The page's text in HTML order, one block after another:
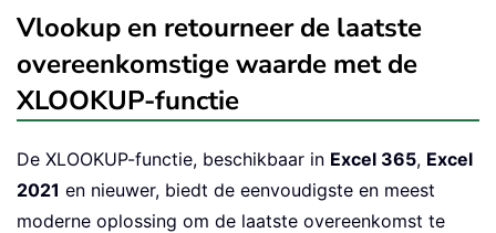
Vlookup en retourneer de laatste
overeenkomstige waarde met de
XLOOKUP-functie
De XLOOKUP-functie, beschikbaar in Excel 365, Excel
2021 en nieuwer, biedt de eenvoudigste en meest
moderne oplossing om de laatste overeenkomst te